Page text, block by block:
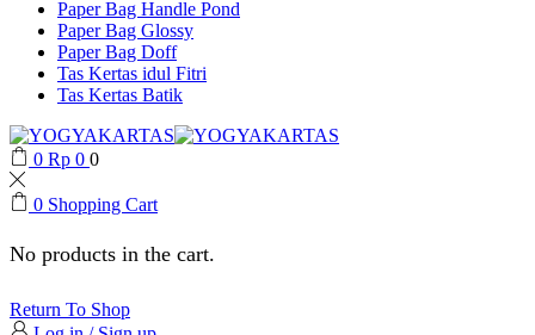
Paper Bag Handle Pond
Paper Bag Glossy
Paper Bag Doff
Tas Kertas idul Fitri
Tas Kertas Batik
0 Rp 0 0
0 Shopping Cart
No products in the cart.
Return To Shop